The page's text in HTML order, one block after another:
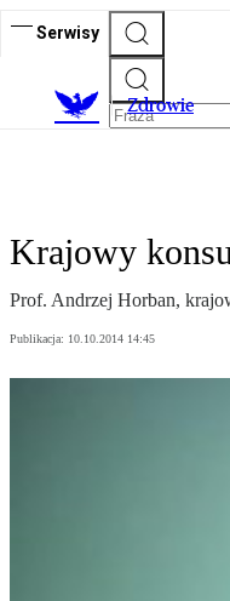
Serwisy
Zdrowie
Krajowy
Prof. Andrzej Horban,
Publikacja: 10.10.2014 14:45